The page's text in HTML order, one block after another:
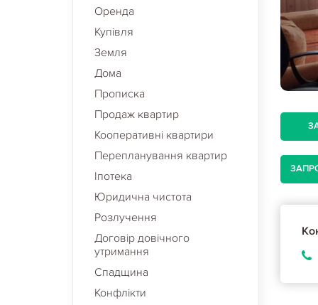
Оренда
Купівля
Земля
Дома
Прописка
Продаж квартир
Кооперативні квартири
Перепланування квартир
Іпотека
Юридична чистота
Розлучення
Договір довічного
утримання
Спадщина
Конфлікти